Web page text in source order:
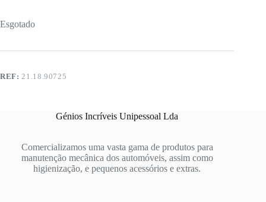
Esgotado
REF: 21.18.90725
Génios Incríveis Unipessoal Lda
Comercializamos uma vasta gama de produtos para
manutenção mecânica dos automóveis, assim como
higienização, e pequenos acessórios e extras.